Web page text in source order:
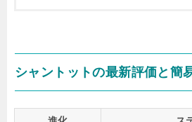
シャントットの最新評価と簡